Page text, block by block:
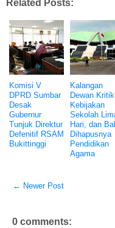
Related Posts:
Komisi V
DPRD Sumbar
Desak
Gubernur
Tunjuk Direktur
Defenitif RSAM
Bukittinggi
Kalangan
Dewan Kritik
Kebijakan
Sekolah
Hari, dan
Dihapusnya
Pendidikan
Agama
← Newer Post
0 comments: